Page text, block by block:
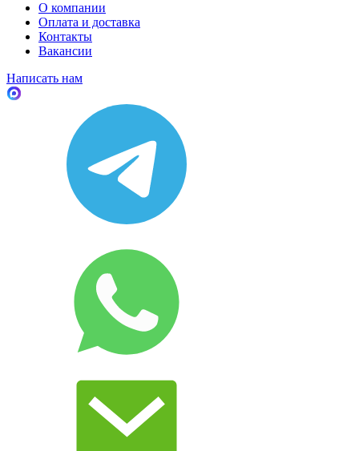
О компании
Оплата и доставка
Контакты
Вакансии
Написать нам